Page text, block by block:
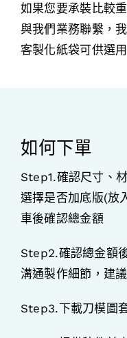
如果您要承裝比較
與我們業務聯繫，
客製化紙袋可供選用
如何下單
Step1.確認尺寸、
選擇是否加底版(放
車後確認總金額
Step2.確認總金額
溝通製作細節，建
Step3.下載刀模圖